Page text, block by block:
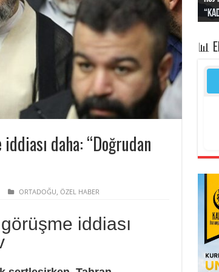
daha: “Doğrudan
ORTADOĞU, ÖZEL HABER
iddiası
📊